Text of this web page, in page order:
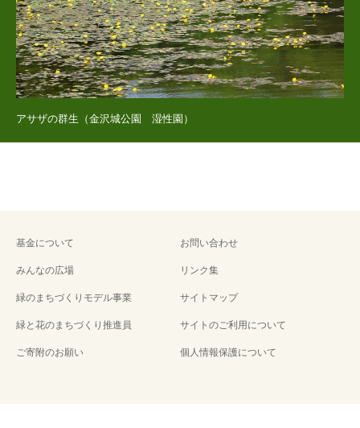
アサザの群生（金沢城公園 湿性園）
基金について
みんなの広場
緑のまちづくりモデル事業
緑と花のまちづくり推進員
ご寄附のお願い
お問い合わせ
リンク集
サイトマップ
サイトのご利用について
個人情報保護について